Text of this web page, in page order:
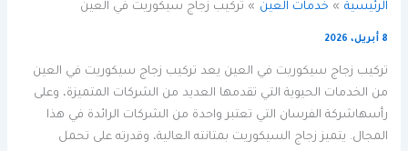
الرئيسية خدمات العين تركيب زجاج سيكوريت في العين
8 أبريل، 2026
تركيب زجاج سيكوريت في العين يعد تركيب زجاج سيكوريت في العين
من الخدمات الحيوية التي تقدمها العديد من الشركات المتميزة، وعلى
رأسهاشركة الفرسان التي تعتبر واحدة من الشركات الرائدة في هذا
المجال. يتميز زجاج السيكوريت بمتانته العالية، وقدرته على تحمل